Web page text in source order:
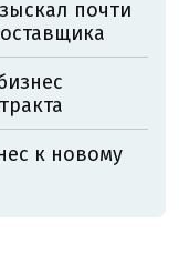
почти
к новому